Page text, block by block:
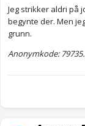
Jeg strikker aldri på
begynte der. Men
grunn.
Anonymkode: